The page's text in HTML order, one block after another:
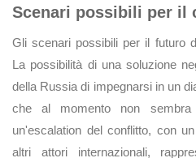
Scenari possibili per il
Gli scenari possibili per il futuro
La possibilità di una soluzione
della Russia di impegnarsi in un
che al momento non
un'escalation del conflitto, con
altri attori internazionali,